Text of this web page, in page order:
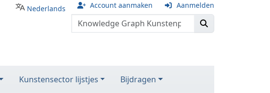
Nederlands Account aanmaken Aanmelden
Kunstensector lijstjes Bijdragen